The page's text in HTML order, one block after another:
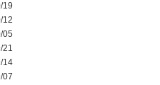
19
12
05
21
14
07